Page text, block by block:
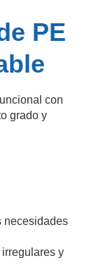
PE
con
grado y
necesidades
y